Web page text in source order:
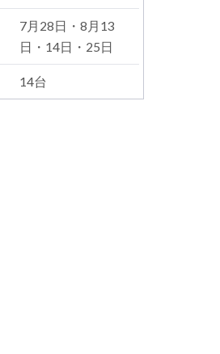
7月28日・8月13
日・14日・25日
14台